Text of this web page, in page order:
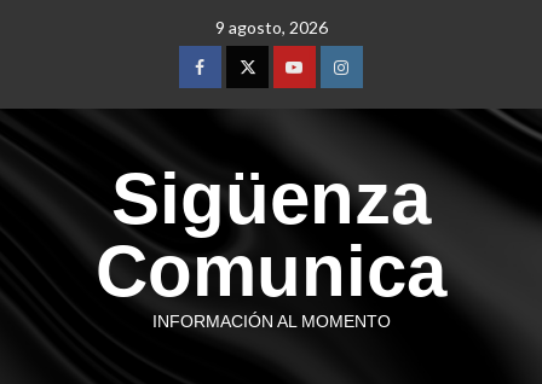
9 agosto, 2026
Sigüenza
Comunica
INFORMACIÓN AL MOMENTO